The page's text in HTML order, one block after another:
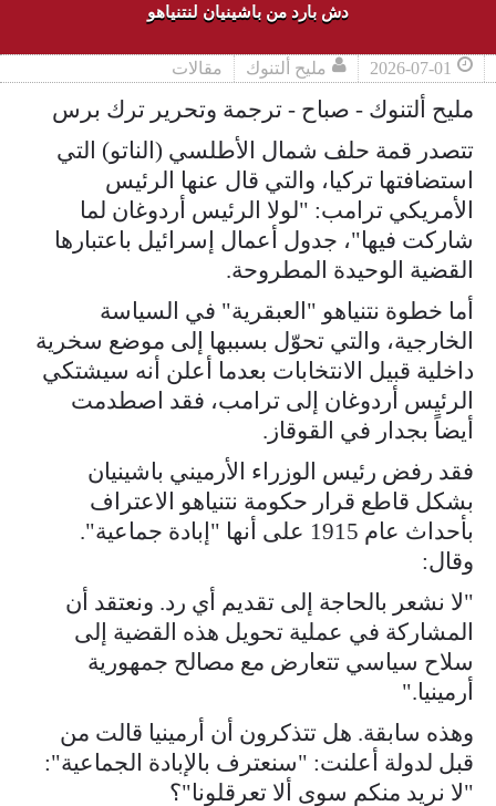
دش بارد من باشينيان لنتنياهو
2026-07-01 مليح ألتنوك مقالات
مليح ألتنوك - صباح - ترجمة وتحرير ترك برس
تتصدر قمة حلف شمال الأطلسي (الناتو) التي
استضافتها تركيا، والتي قال عنها الرئيس
الأمريكي ترامب: "لولا الرئيس أردوغان لما
شاركت فيها"، جدول أعمال إسرائيل باعتبارها
القضية الوحيدة المطروحة.
أما خطوة نتنياهو "العبقرية" في السياسة
الخارجية، والتي تحوّل بسببها إلى موضع سخرية
داخلية قبيل الانتخابات بعدما أعلن أنه سيشتكي
الرئيس أردوغان إلى ترامب، فقد اصطدمت
أيضاً بجدار في القوقاز.
فقد رفض رئيس الوزراء الأرميني باشينيان
بشكل قاطع قرار حكومة نتنياهو الاعتراف
بأحداث عام 1915 على أنها "إبادة جماعية".
وقال:
"لا نشعر بالحاجة إلى تقديم أي رد. ونعتقد أن
المشاركة في عملية تحويل هذه القضية إلى
سلاح سياسي تتعارض مع مصالح جمهورية
أرمينيا."
وهذه سابقة. هل تتذكرون أن أرمينيا قالت من
قبل لدولة أعلنت: "سنعترف بالإبادة الجماعية":
"لا نريد منكم سوى ألا تعرقلونا"؟